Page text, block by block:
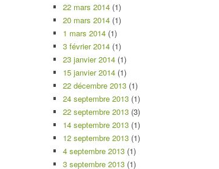
22 mars 2014 (1)
20 mars 2014 (1)
1 mars 2014 (1)
3 février 2014 (1)
23 janvier 2014 (1)
15 janvier 2014 (1)
22 décembre 2013 (1)
24 septembre 2013 (1)
22 septembre 2013 (3)
14 septembre 2013 (1)
12 septembre 2013 (1)
4 septembre 2013 (1)
3 septembre 2013 (1)